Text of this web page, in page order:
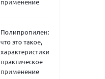
применение
Полипропилен:
что это такое,
характеристики,
практическое
применение